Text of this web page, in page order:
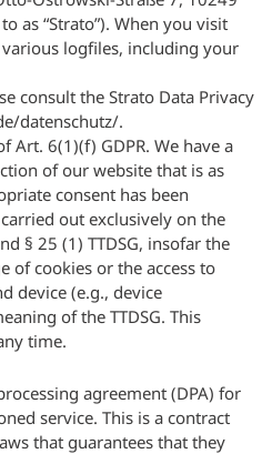
as “Strato”). When you visit
logfiles, including your
consult the Strato Data Privacy
datenschutz/.
Art. 6(1)(f) GDPR. We have a
of our website that is as
consent has been
out exclusively on the
§ 25 (1) TTDSG, insofar the
of cookies or the access to
device (e.g., device
of the TTDSG. This
time.
agreement (DPA) for
service. This is a contract
that guarantees that they